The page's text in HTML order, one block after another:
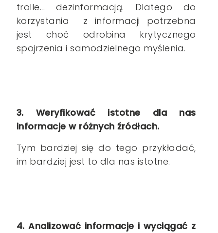
trolle... dezinformacją. Dlatego do
korzystania z informacji potrzebna
jest choć odrobina krytycznego
spojrzenia i samodzielnego myślenia.
3. Weryfikować istotne dla nas
informacje w różnych źródłach.
Tym bardziej się do tego przykładać,
im bardziej jest to dla nas istotne.
4. Analizować informacje i wyciągać z